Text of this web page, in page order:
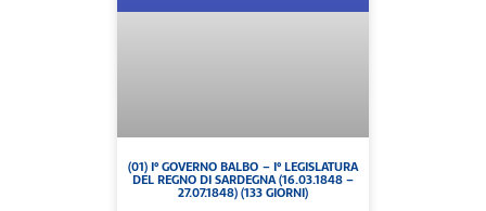
(01) I° GOVERNO BALBO – I° LEGISLATURA
DEL REGNO DI SARDEGNA (16.03.1848 –
27.07.1848) (133 GIORNI)